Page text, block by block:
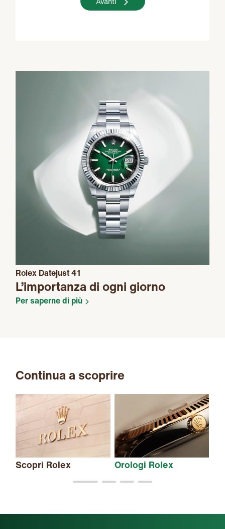
Rolex Datejust 41
L’importanza di ogni giorno
Per saperne di più
Continua a scoprire
Scopri Rolex Orologi Rolex